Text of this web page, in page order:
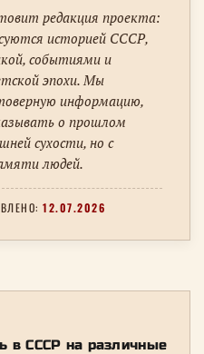
редакция проекта:
историей СССР,
событиями и
эпохи. Мы
информацию,
о прошлом
сухости, но с
людей.
12.07.2026
в СССР на различные